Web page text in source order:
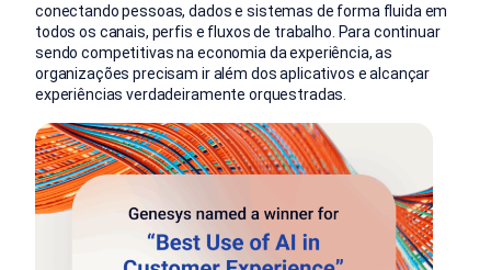
conectando pessoas, dados e sistemas de forma fluida em
todos os canais, perfis e fluxos de trabalho. Para continuar
sendo competitivas na economia da experiência, as
organizações precisam ir além dos aplicativos e alcançar
experiências verdadeiramente orquestradas.